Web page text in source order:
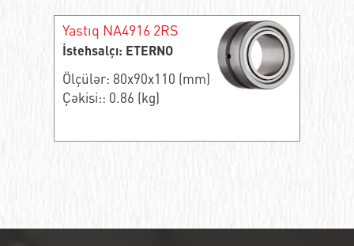
Yastıq NA4916 2RS
İstehsalçı: ETERNO
Ölçülər: 80x90x110 (mm)
Çəkisi:: 0.86 (kg)